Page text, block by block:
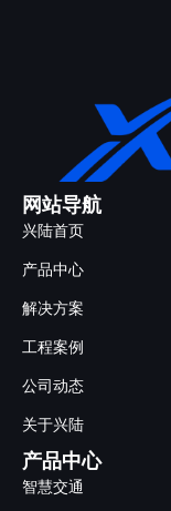
网站导航
兴陆首页
产品中心
解决方案
工程案例
公司动态
关于兴陆
产品中心
智慧交通